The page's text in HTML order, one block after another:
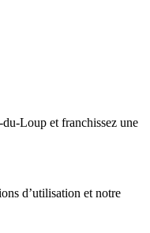
Loup et franchissez une
d’utilisation et notre